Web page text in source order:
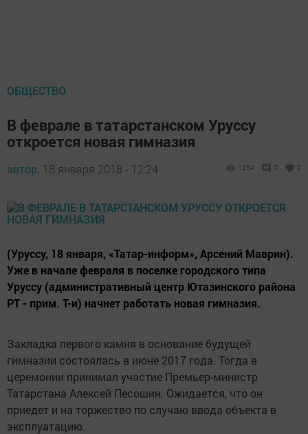
ОБЩЕСТВО
В феврале в татарстанском Уруссу
откроется новая гимназия
автор, 18 января 2018 - 12:24 1264 0 0
(Уруссу, 18 января, «Татар-информ», Арсений Маврин).
Уже в начале февраля в поселке городского типа
Уруссу (административный центр Ютазинского района
РТ - прим. Т-и) начнет работать новая гимназия.
Закладка первого камня в основание будущей
гимназии состоялась в июне 2017 года. Тогда в
церемонии принимал участие Премьер-министр
Татарстана Алексей Песошин. Ожидается, что он
приедет и на торжество по случаю ввода объекта в
эксплуатацию.